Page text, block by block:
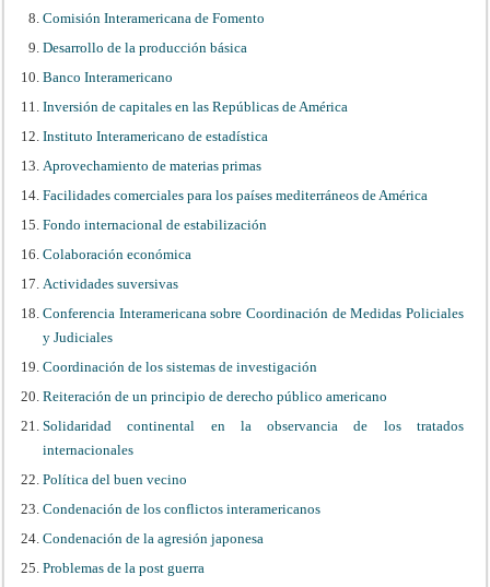
Comisión Interamericana de Fomento
Desarrollo de la producción básica
Banco Interamericano
Inversión de capitales en las Repúblicas de América
Instituto Interamericano de estadística
Aprovechamiento de materias primas
Facilidades comerciales para los países mediterráneos de América
Fondo internacional de estabilización
Colaboración económica
Actividades suversivas
Conferencia Interamericana sobre Coordinación de Medidas Policiales
y Judiciales
Coordinación de los sistemas de investigación
Reiteración de un principio de derecho público americano
Solidaridad continental en la observancia de los tratados
internacionales
Política del buen vecino
Condenación de los conflictos interamericanos
Condenación de la agresión japonesa
Problemas de la post guerra